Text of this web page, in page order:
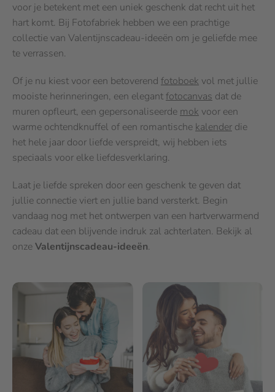
voor je betekent met een uniek geschenk dat recht uit het
hart komt. Bij Fotofabriek hebben we een prachtige
collectie van Valentijnscadeau-ideeën om je geliefde mee
te verrassen.
Of je nu kiest voor een betoverend fotoboek vol met jullie
mooiste herinneringen, een elegantfotocanvas dat de
muren opfleurt, een gepersonaliseerde mok voor een
warme ochtendknuffel of een romantische kalender die
het hele jaar door liefde verspreidt, wij hebben iets
speciaals voor elke liefdesverklaring.
Laat je liefde spreken door een geschenk te geven dat
jullie connectie viert en jullie band versterkt. Begin
vandaag nog met het ontwerpen van een hartverwarmend
cadeau dat een blijvende indruk zal achterlaten. Bekijk al
onzeValentijnscadeau-ideeën.